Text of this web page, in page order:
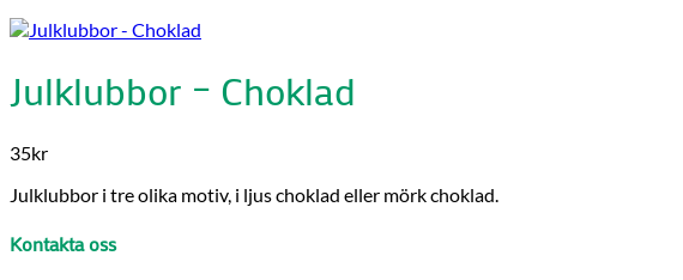
Julklubbor – Choklad
35kr
Julklubbor i tre olika motiv, i ljus choklad eller mörk choklad.
Kontakta oss